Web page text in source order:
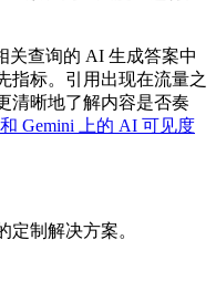
关查询的 AI 生成答案中
指标。引用出现在流量之
清晰地了解内容是否奏
Gemini 上的 AI 可见度
制解决方案。